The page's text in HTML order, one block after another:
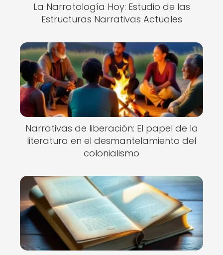
La Narratología Hoy: Estudio de las
Estructuras Narrativas Actuales
Narrativas de liberación: El papel de la
literatura en el desmantelamiento del
colonialismo